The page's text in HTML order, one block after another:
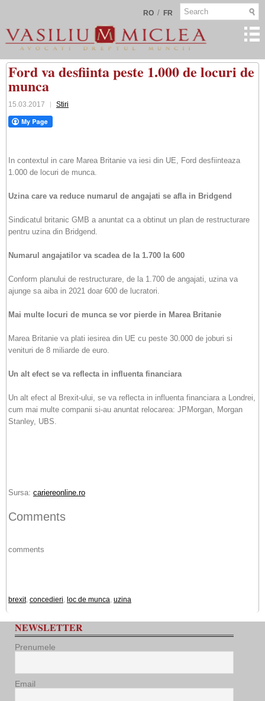
RO / FR
Ford va desfiinta peste 1.000 de locuri de
munca
15.03.2017 Stiri
In contextul in care Marea Britanie va iesi din UE, Ford desfiinteaza
1.000 de locuri de munca.
Uzina care va reduce numarul de angajati se afla in Bridgend
Sindicatul britanic GMB a anuntat ca a obtinut un plan de restructurare
pentru uzina din Bridgend.
Numarul angajatilor va scadea de la 1.700 la 600
Conform planului de restructurare, de la 1.700 de angajati, uzina va
ajunge sa aiba in 2021 doar 600 de lucratori.
Mai multe locuri de munca se vor pierde in Marea Britanie
Marea Britanie va plati iesirea din UE cu peste 30.000 de joburi si
venituri de 8 miliarde de euro.
Un alt efect se va reflecta in influenta financiara
Un alt efect al Brexit-ului, se va reflecta in influenta financiara a Londrei,
cum mai multe companii si-au anuntat relocarea: JPMorgan, Morgan
Stanley, UBS.
Sursa: cariereonline.ro
Comments
comments
brexit, concedieri, loc de munca, uzina
NEWSLETTER
Prenumele
Email